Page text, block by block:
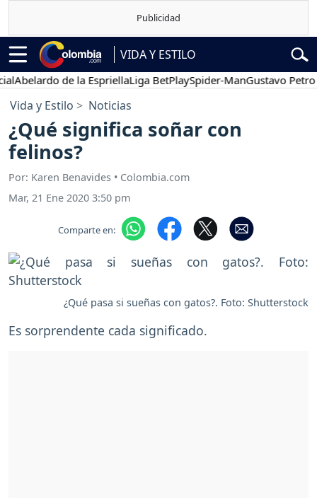
VIDA Y ESTILO
de la EspriellaLiga BetPlaySpider-ManGustavo Petro
Vida y Estilo Noticias
¿Qué significa soñar con
felinos?
Por: Karen Benavides • Colombia.com
Mar, 21 Ene 2020 3:50 pm
Comparte en:
¿Qué pasa si sueñas con gatos?. Foto: Shutterstock
Es sorprendente cada significado.